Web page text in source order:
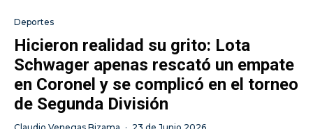
Deportes
Hicieron realidad su grito: Lota
Schwager apenas rescató un empate
en Coronel y se complicó en el torneo
de Segunda División